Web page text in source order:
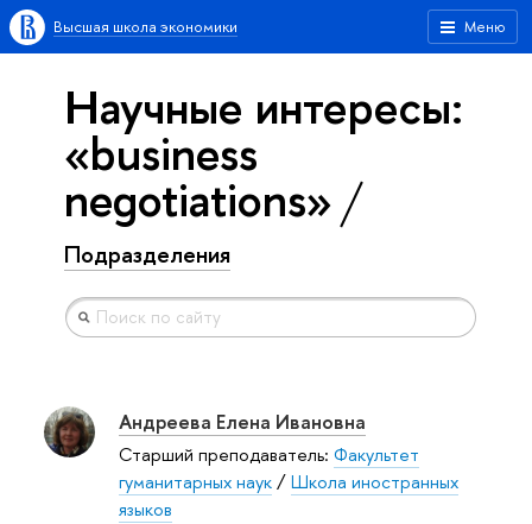
Меню
Высшая школа экономики
Научные интересы:
«business
negotiations»
Подразделения
Андреева Елена Ивановна
Старший преподаватель: Факультет
гуманитарных наук/Школа иностранных
языков